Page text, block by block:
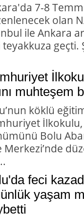
7-8
olan
ile Ankara
geçti.
muhteşem
köklü
Bolu
Merkezi’nde
feci
yaşam